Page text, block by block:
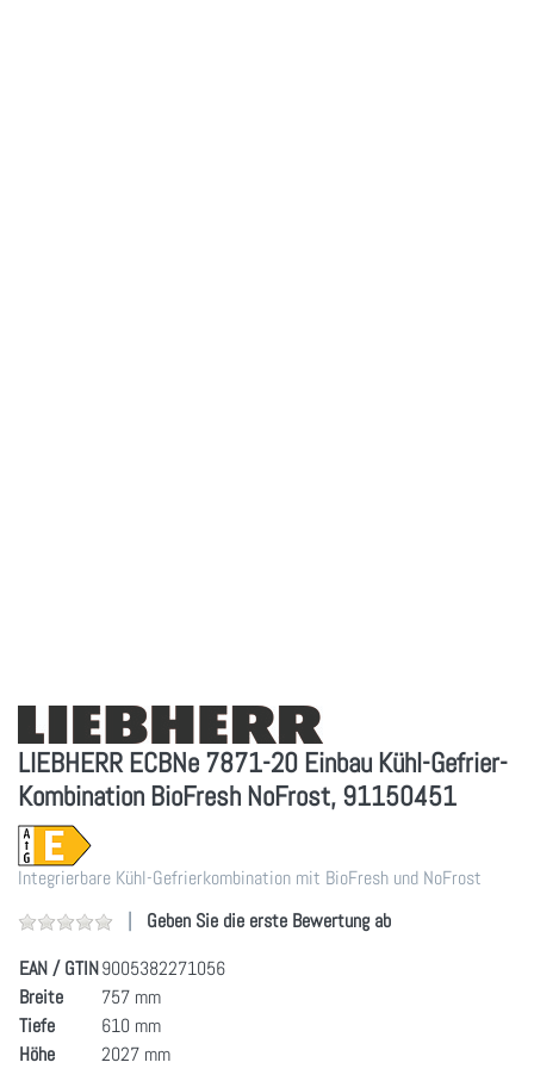
LIEBHERR ECBNe 7871-20 Einbau Kühl-Gefrier-
Kombination BioFresh NoFrost, 91150451
Integrierbare Kühl-Gefrierkombination mit BioFresh und NoFrost
Geben Sie die erste Bewertung ab
EAN / GTIN9005382271056
Breite
757 mm
Tiefe
610 mm
Höhe
2027 mm